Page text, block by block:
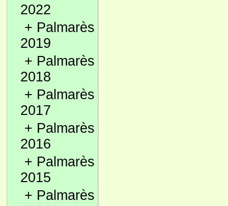
2022
+ Palmarès
2019
+ Palmarès
2018
+ Palmarès
2017
+ Palmarès
2016
+ Palmarès
2015
+ Palmarès